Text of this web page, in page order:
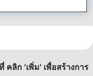
คลิก 'เพิ่ม' เพื่อสร้างการ